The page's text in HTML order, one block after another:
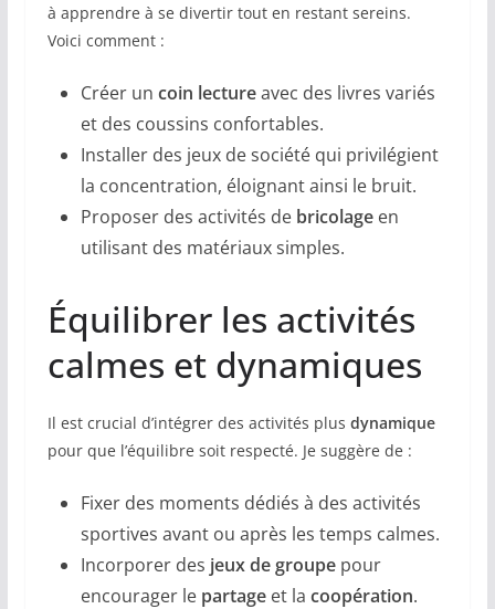
à apprendre à se divertir tout en restant sereins.
Voici comment :
Créer un coin lectureavec des livres variés
et des coussins confortables.
Installer des jeux de société qui privilégient
la concentration, éloignant ainsi le bruit.
Proposer des activités de bricolageen
utilisant des matériaux simples.
Équilibrer les activités
calmes et dynamiques
Il est crucial d’intégrer des activités plus dynamique
pour que l’équilibre soit respecté. Je suggère de :
Fixer des moments dédiés à des activités
sportives avant ou après les temps calmes.
Incorporer des jeux de groupepour
encourager le partageet la coopération.